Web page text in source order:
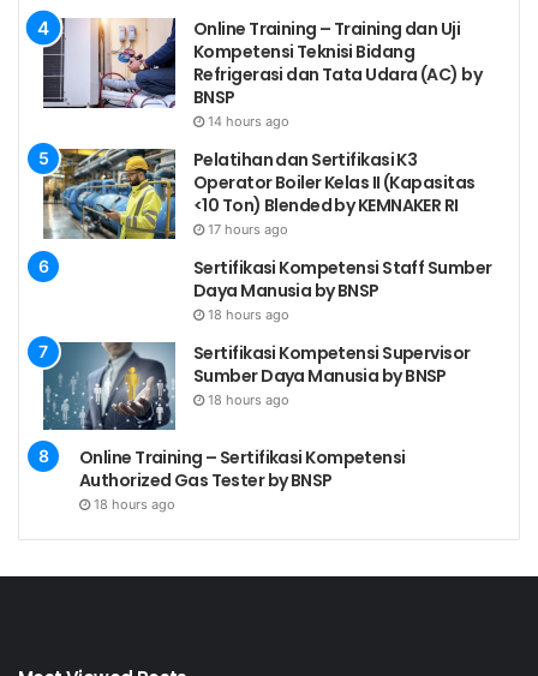
Sistem Manajemen K3
Audit Sistem Manajemen K3
Manajemen Resiko
Pengawasan K3 Pesawat Uap
Pengawasan K3 Bejana Tekan
Pengawasan K3 Mekanik
Pengawasan Lingkungan Kerja
Pengawasan K3 Konstruksi Bangunan
Pengawasan K3 Listrik
Pengawasan K3 Penanggulangan Kebakaran
Analisa Kecelakaan Kerja
Statistik dan Laporan Kecelakaan
Praktik Kerja Lapangan
Online Training – Training dan Uji
Kompetensi Teknisi Bidang
Refrigerasi dan Tata Udara (AC) by
BNSP
14 hours ago
Pelatihan dan Sertifikasi K3
Operator Boiler Kelas II (Kapasitas
<10 Ton) Blended by KEMNAKER RI
17 hours ago
Sertifikasi Kompetensi Staff Sumber
Daya Manusia by BNSP
18 hours ago
Sertifikasi Kompetensi Supervisor
Sumber Daya Manusia by BNSP
18 hours ago
Online Training – Sertifikasi Kompetensi
Authorized Gas Tester by BNSP
18 hours ago